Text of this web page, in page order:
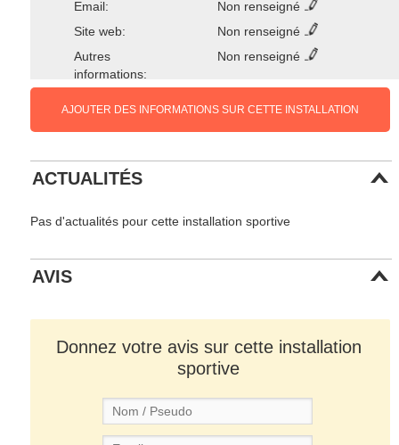
Email:
Non renseigné
Site web:
Non renseigné
Autres
informations:
Non renseigné
AJOUTER DES INFORMATIONS SUR CETTE INSTALLATION
ACTUALITÉS
Pas d'actualités pour cette installation sportive
AVIS
Donnez votre avis sur cette installation
sportive